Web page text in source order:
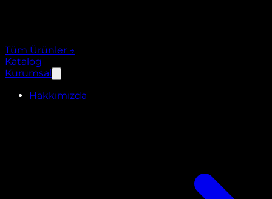
Tüm Ürünler →
Katalog
Kurumsal
Hakkımızda